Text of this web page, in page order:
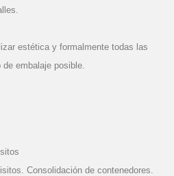
estética y formalmente todas las
embalaje posible.
Consolidación de contenedores.